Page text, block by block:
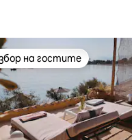
популярен избор на
на гостите